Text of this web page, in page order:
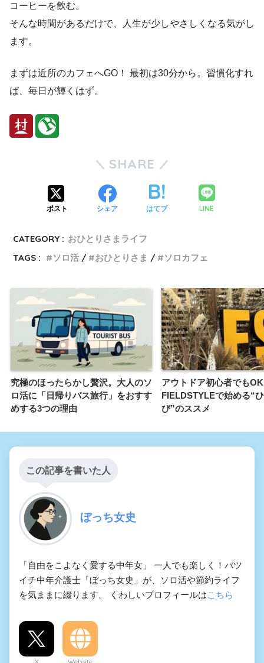
コーヒーを飲む。
そんな時間があるだけで、人生が少しやさしくなる気がし
ます。
まずは近所のカフェへGO！ 最初は30分から。習慣化すれ
ば、毎日が輝くはず。
SHARE
ポスト シェア はてブ LINE
CATEGORY : おひとりさまライフ
TAGS :
ソロ活 おひとりさま ソロカフェ
究極のほったらかし贅沢。大人のソ
ロ活に「日帰りバス旅行」をおすす
めする3つの理由
アウトドア初心者でも
FIELDSTYLEで始める“
び”のススメ
この記事を書いた人
ぼっち女史
「自由をこよなく愛する中年女」 一人でも楽しく！バツ
イチ中年介護士「ぼっち女史」が、ソロ活や節約ライフ
を気ままに綴ります。 くわしいプロフィールはこちら